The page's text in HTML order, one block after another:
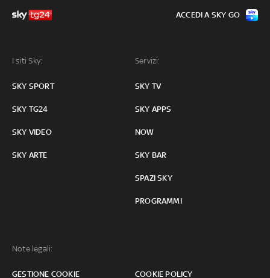
I siti Sky:
SKY SPORT
SKY TG24
SKY VIDEO
SKY ARTE
Servizi:
SKY TV
SKY APPS
NOW
SKY BAR
SPAZI SKY
PROGRAMMI
Note legali:
GESTIONE COOKIE COOKIE POLICY
ACCEDI A SKY GO